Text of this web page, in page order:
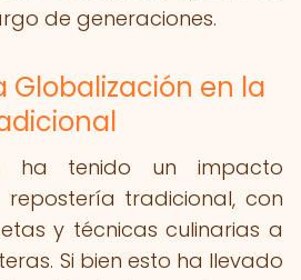
de generaciones.
Globalización en la
ha tenido un impacto
repostería tradicional, con
y técnicas culinarias a
Si bien esto ha llevado